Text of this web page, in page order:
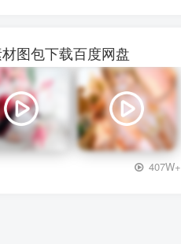
图包下载百度网盘
407W+